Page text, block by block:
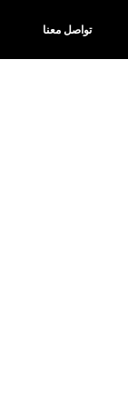
تواصل معنا